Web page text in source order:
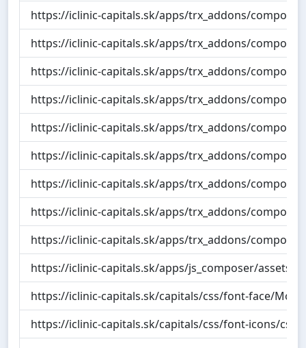
https://iclinic-capitals.sk/apps/trx_addons/
https://iclinic-capitals.sk/apps/trx_addons/
https://iclinic-capitals.sk/apps/trx_addons/
https://iclinic-capitals.sk/apps/trx_addons/
https://iclinic-capitals.sk/apps/trx_addons/
https://iclinic-capitals.sk/apps/trx_addons/
https://iclinic-capitals.sk/apps/trx_addons/
https://iclinic-capitals.sk/apps/trx_addons/
https://iclinic-capitals.sk/apps/trx_addons/
https://iclinic-capitals.sk/apps/js_composer/assets/
https://iclinic-capitals.sk/capitals/css/font-face/
https://iclinic-capitals.sk/capitals/css/font-icons/css/